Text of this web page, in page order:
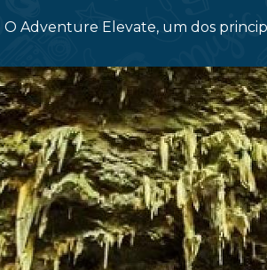
O Adventure Elevate, um dos